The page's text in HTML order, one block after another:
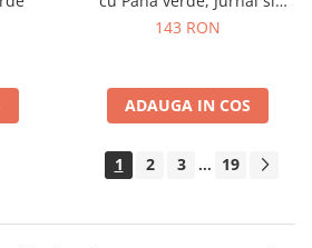
Suport pentru stilou, 9 piese
143 RON
ADAUGA IN COS
1 2 3 ... 19